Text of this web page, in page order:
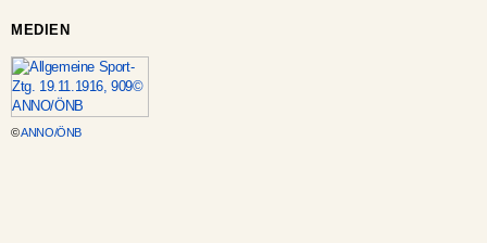
MEDIEN
©ANNO/ÖNB